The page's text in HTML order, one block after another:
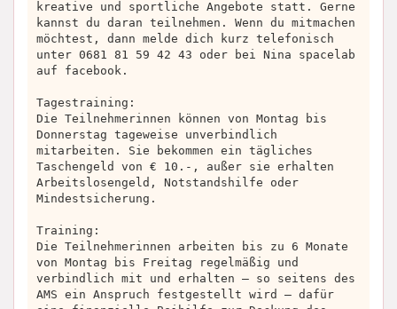
kreative und sportliche Angebote statt. Gerne
kannst du daran teilnehmen. Wenn du mitmachen
möchtest, dann melde dich kurz telefonisch
unter 0681 81 59 42 43 oder bei Nina spacelab
auf facebook.
Tagestraining:
Die Teilnehmerinnen können von Montag bis
Donnerstag tageweise unverbindlich
mitarbeiten. Sie bekommen ein tägliches
Taschengeld von € 10.-, außer sie erhalten
Arbeitslosengeld, Notstandshilfe oder
Mindestsicherung.
Training:
Die Teilnehmerinnen arbeiten bis zu 6 Monate
von Montag bis Freitag regelmäßig und
verbindlich mit und erhalten – so seitens des
AMS ein Anspruch festgestellt wird – dafür